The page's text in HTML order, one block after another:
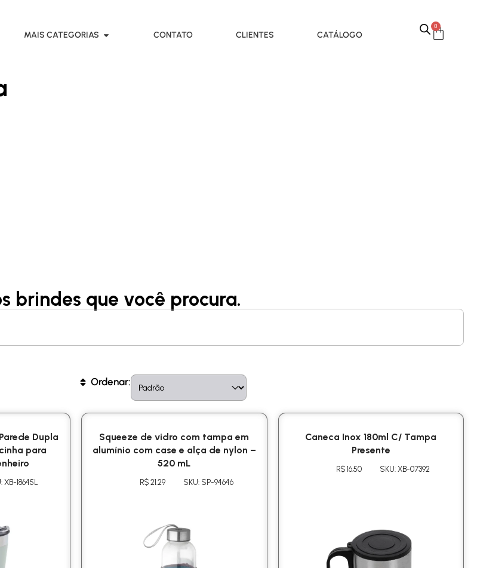
MAIS CATEGORIAS CONTATO CLIENTES CATÁLOGO
0
brindes que você procura.
Ordenar:Sort
Sort content
Dupla
para
XB-18645L
Squeeze de vidro com tampa em
alumínio com case e alça de nylon –
520 mL
R$ 21.29 SKU: SP-94646
Caneca Inox 180ml C/ Tampa
Presente
R$ 16.50 SKU: XB-07392